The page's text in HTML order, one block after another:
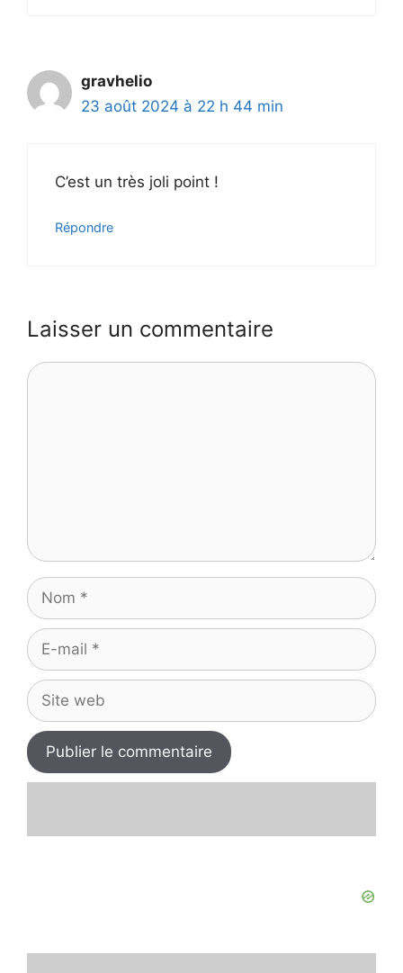
gravhelio
23 août 2024 à 22 h 44 min
C’est un très joli point !
Répondre
Laisser un commentaire
Commentaire
Nom
E-
mail
Site
web